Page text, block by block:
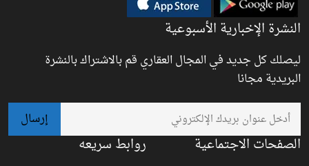
النشرة الإخبارية الأسبوعية
ليصلك كل جديد في المجال العقاري قم بالاشتراك بالنشرة
البريدية مجانا
الصفحات الاجتماعية روابط سريعه